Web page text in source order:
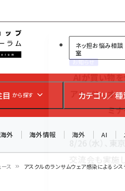
ネットショップ担当者フォー
ネッ担お悩み相談
室
から探す カテゴリ／
海外 海外情報 海外 AI
ース アスクルのランサムウェア感染によるシ
AIが買い物
アルペン、
ミ